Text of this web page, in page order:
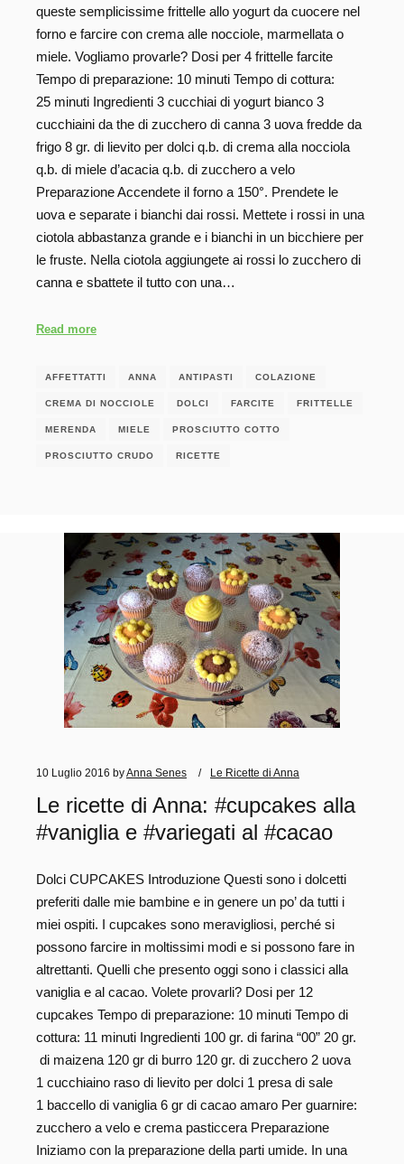
queste semplicissime frittelle allo yogurt da cuocere nel
forno e farcire con crema alle nocciole, marmellata o
miele. Vogliamo provarle? Dosi per 4 frittelle farcite
Tempo di preparazione: 10 minuti Tempo di cottura:
25 minuti Ingredienti 3 cucchiai di yogurt bianco 3
cucchiaini da the di zucchero di canna 3 uova fredde da
frigo 8 gr. di lievito per dolci q.b. di crema alla nocciola
q.b. di miele d’acacia q.b. di zucchero a velo
Preparazione Accendete il forno a 150°. Prendete le
uova e separate i bianchi dai rossi. Mettete i rossi in una
ciotola abbastanza grande e i bianchi in un bicchiere per
le fruste. Nella ciotola aggiungete ai rossi lo zucchero di
canna e sbattete il tutto con una…
Read more
AFFETTATTI ANNA ANTIPASTI COLAZIONE
CREMA DI NOCCIOLE DOLCI FARCITE FRITTELLE
MERENDA MIELE PROSCIUTTO COTTO
PROSCIUTTO CRUDO RICETTE
10 Luglio 2016 byAnna Senes Le Ricette di Anna
Le ricette di Anna: #cupcakes alla
#vaniglia e #variegati al #cacao
Dolci CUPCAKES Introduzione Questi sono i dolcetti
preferiti dalle mie bambine e in genere un po’ da tutti i
miei ospiti. I cupcakes sono meravigliosi, perché si
possono farcire in moltissimi modi e si possono fare in
altrettanti. Quelli che presento oggi sono i classici alla
vaniglia e al cacao. Volete provarli? Dosi per 12
cupcakes Tempo di preparazione: 10 minuti Tempo di
cottura: 11 minuti Ingredienti 100 gr. di farina “00” 20 gr.
di maizena 120 gr di burro 120 gr. di zucchero 2 uova
1 cucchiaino raso di lievito per dolci 1 presa di sale
1 baccello di vaniglia 6 gr di cacao amaro Per guarnire:
zucchero a velo e crema pasticcera Preparazione
Iniziamo con la preparazione della parti umide. In una